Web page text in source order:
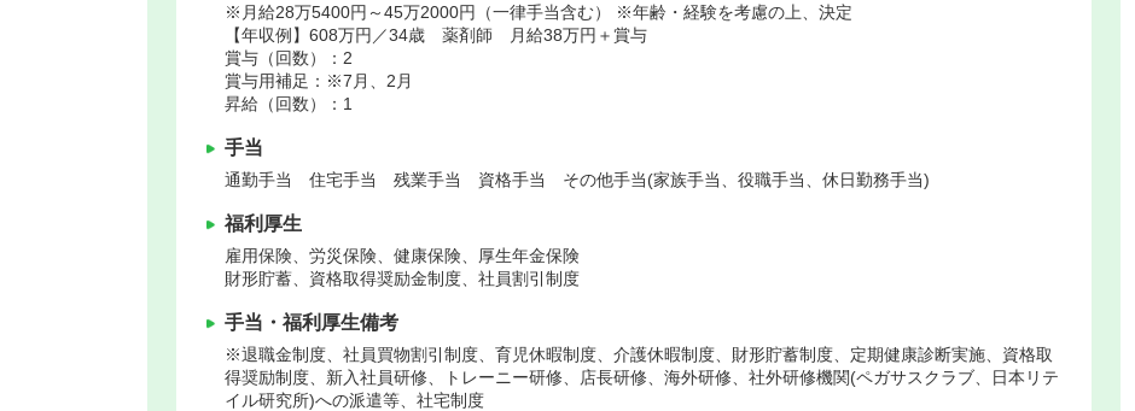
※月給28万5400円～45万2000円（一律手当含む） ※年齢・経験を考慮の上、決定
【年収例】608万円／34歳 薬剤師 月給38万円＋賞与
賞与（回数）：2
賞与用補足：※7月、2月
昇給（回数）：1
手当
通勤手当 住宅手当 残業手当 資格手当 その他手当(家族手当、役職手当、休日勤務手当)
福利厚生
雇用保険、労災保険、健康保険、厚生年金保険
財形貯蓄、資格取得奨励金制度、社員割引制度
手当・福利厚生備考
※退職金制度、社員買物割引制度、育児休暇制度、介護休暇制度、財形貯蓄制度、定期健康診断実施、資格取
得奨励制度、新入社員研修、トレーニー研修、店長研修、海外研修、社外研修機関(ペガサスクラブ、日本リテ
イル研究所)への派遣等、社宅制度